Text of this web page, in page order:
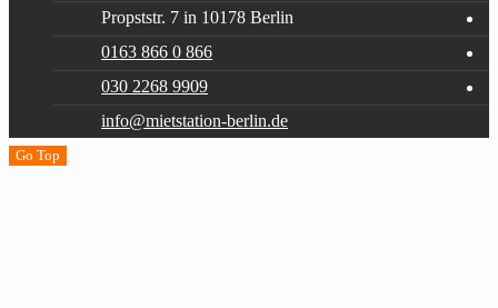
Propststr. 7 in 10178 Berlin
0163 866 0 866
030 2268 9909
info@mietstation-berlin.de
Go Top